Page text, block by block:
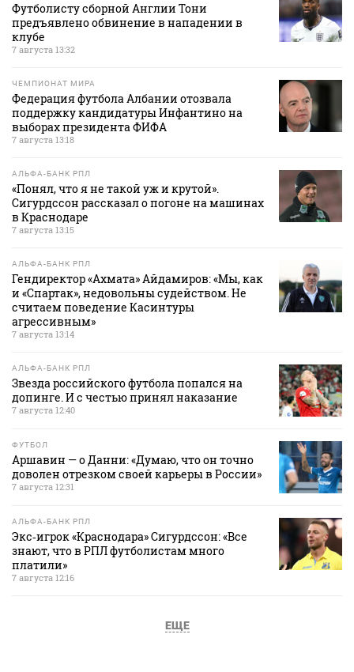
Футболисту сборной Англии Тони
предъявлено обвинение в нападении в
клубе
7 августа 13:32
ЧЕМПИОНАТ МИРА
Федерация футбола Албании отозвала
поддержку кандидатуры Инфантино на
выборах президента ФИФА
7 августа 13:18
АЛЬФА-БАНК РПЛ
«Понял, что я не такой уж и крутой».
Сигурдссон рассказал о погоне на машинах
в Краснодаре
7 августа 13:15
АЛЬФА-БАНК РПЛ
Гендиректор «Ахмата» Айдамиров: «Мы, как
и «Спартак», недовольны судейством. Не
считаем поведение Касинтуры
агрессивным»
7 августа 13:14
АЛЬФА-БАНК РПЛ
Звезда российского футбола попался на
допинге. И с честью принял наказание
7 августа 12:40
ФУТБОЛ
Аршавин — о Данни: «Думаю, что он точно
доволен отрезком своей карьеры в России»
7 августа 12:31
АЛЬФА-БАНК РПЛ
Экс‑игрок «Краснодара» Сигурдссон: «Все
знают, что в РПЛ футболистам много
платили»
7 августа 12:16
ЕЩЕ